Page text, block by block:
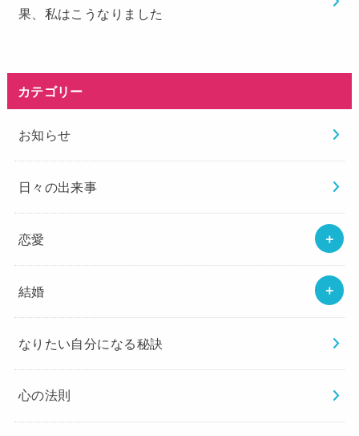
果、私はこうなりました
カテゴリー
お知らせ
日々の出来事
恋愛
結婚
なりたい自分になる秘訣
心の法則